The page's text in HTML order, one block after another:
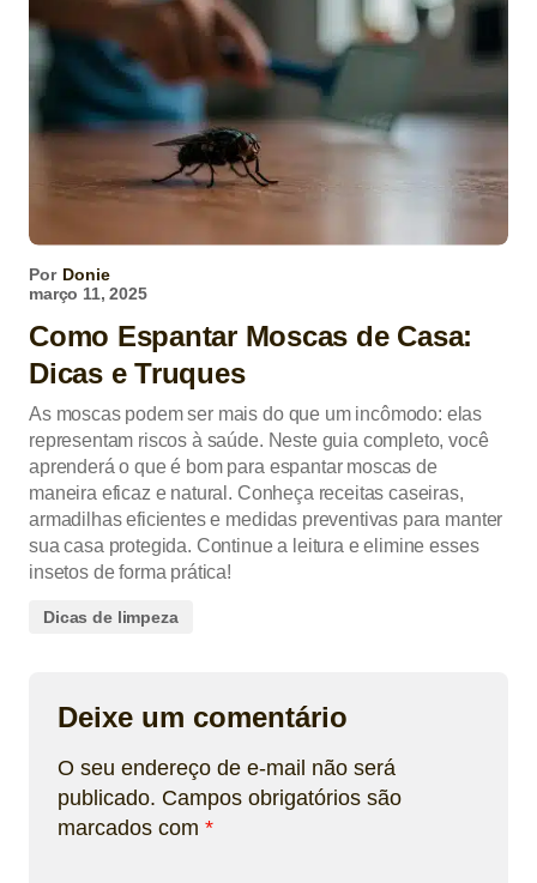
Por Donie
março 11, 2025
Como Espantar Moscas de Casa:
Dicas e Truques
As moscas podem ser mais do que um incômodo: elas
representam riscos à saúde. Neste guia completo, você
aprenderá o que é bom para espantar moscas de
maneira eficaz e natural. Conheça receitas caseiras,
armadilhas eficientes e medidas preventivas para manter
sua casa protegida. Continue a leitura e elimine esses
insetos de forma prática!
Dicas de limpeza
Deixe um comentário
O seu endereço de e-mail não será
publicado. Campos obrigatórios são
marcados com *